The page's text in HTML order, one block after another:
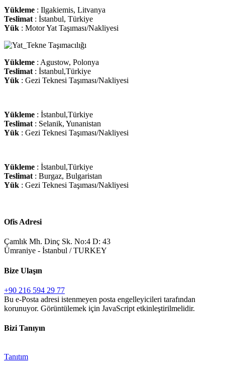
Yükleme : Ilgakiemis, Litvanya
Teslimat : İstanbul, Türkiye
Yük : Motor Yat Taşıması/Nakliyesi
Yükleme : Agustow, Polonya
Teslimat : İstanbul,Türkiye
Yük : Gezi Teknesi Taşıması/Nakliyesi
Yükleme : İstanbul,Türkiye
Teslimat : Selanik, Yunanistan
Yük : Gezi Teknesi Taşıması/Nakliyesi
Yükleme : İstanbul,Türkiye
Teslimat : Burgaz, Bulgaristan
Yük : Gezi Teknesi Taşıması/Nakliyesi
Ofis Adresi
Çamlık Mh. Dinç Sk. No:4 D: 43
Ümraniye - İstanbul / TURKEY
Bize Ulaşın
+90 216 594 29 77
Bu e-Posta adresi istenmeyen posta engelleyicileri tarafından
korunuyor. Görüntülemek için JavaScript etkinleştirilmelidir.
Bizi Tanıyın
Tanıtım